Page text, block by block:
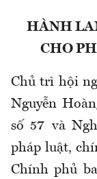
HÀNH
CHO
Chủ trì hội
Nguyễn
số 57 và
pháp luật,
Chính phủ